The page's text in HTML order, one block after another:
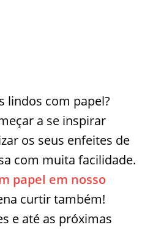
lindos com papel?
a se inspirar
os seus enfeites de
com muita facilidade.
papel em nosso
curtir também!
e até as próximas